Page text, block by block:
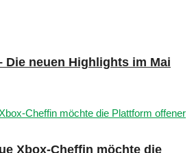
Die neuen Highlights im Mai
Xbox-Cheffin möchte die